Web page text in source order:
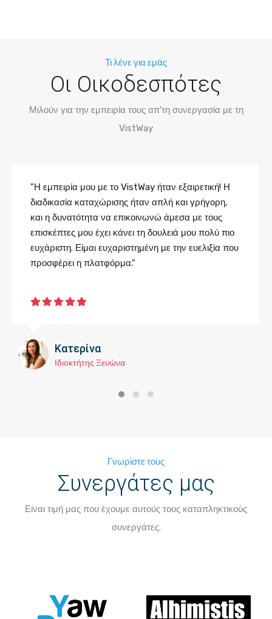
Τι λένε για εμάς
Οι Οικοδεσπότες
Μιλούν για την εμπειρία τους απ'τη συνεργασία με τη
VistWay
"Η εμπειρία μου με το VistWay ήταν εξαιρετική! Η
διαδικασία καταχώρισης ήταν απλή και γρήγορη,
και η δυνατότητα να επικοινωνώ άμεσα με τους
επισκέπτες μου έχει κάνει τη δουλειά μου πολύ πιο
ευχάριστη. Είμαι ευχαριστημένη με την ευελιξία που
προσφέρει η πλατφόρμα."
Κατερίνα
Ιδιοκτήτης Ξενώνα
Γνωρίστε τους
Συνεργάτες μας
Είναι τιμή μας που έχουμε αυτούς τους καταπληκτικούς
συνεργάτες.